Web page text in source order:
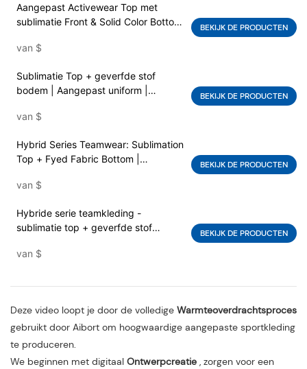
Aangepast Activewear Top met
sublimatie Front & Solid Color Bottom
van $
BEKIJK DE PRODUCTEN
Sublimatie Top + geverfde stof
bodem | Aangepast uniform |
droge sublimatie bedrukt aangepast
voor atletisch programma
van $
BEKIJK DE PRODUCTEN
Hybrid Series Teamwear: Sublimation
Top + Fyed Fabric Bottom |
van $
BEKIJK DE PRODUCTEN
Hybride serie teamkleding -
sublimatie top + geverfde stof
fabrikant training uniform
van $
BEKIJK DE PRODUCTEN
Deze video loopt je door de volledige Warmteoverdrachtsproces
gebruikt door Aibort om hoogwaardige aangepaste sportkleding
te produceren.
We beginnen met digitaal Ontwerpcreatie , zorgen voor een